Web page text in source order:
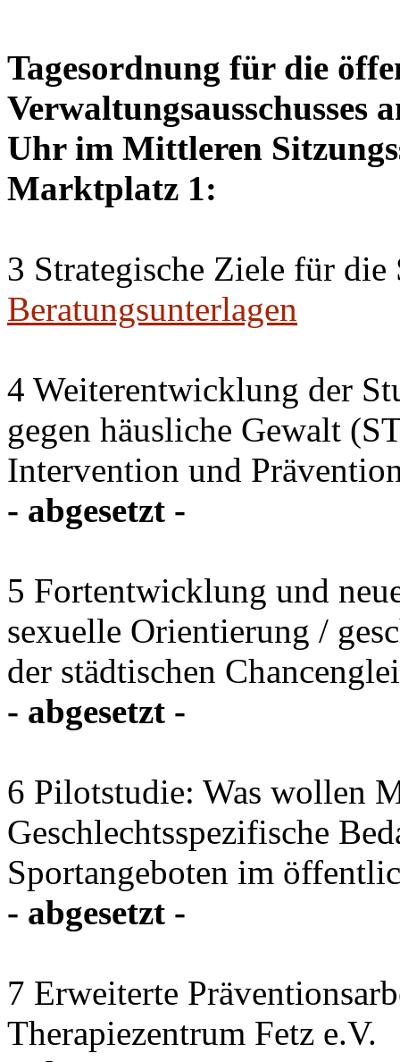
Tagesordnung für die
Verwaltungsausschusses
Uhr im Mittleren
Marktplatz 1:
3 Strategische Ziele für die
Beratungsunterlagen
4 Weiterentwicklung der
gegen häusliche Gewalt
Intervention und
- abgesetzt -
5 Fortentwicklung und
sexuelle Orientierung /
der städtischen
- abgesetzt -
6 Pilotstudie: Was wollen
Geschlechtsspezifische
Sportangeboten im
- abgesetzt -
7 Erweiterte
Therapiezentrum Fetz e.V.